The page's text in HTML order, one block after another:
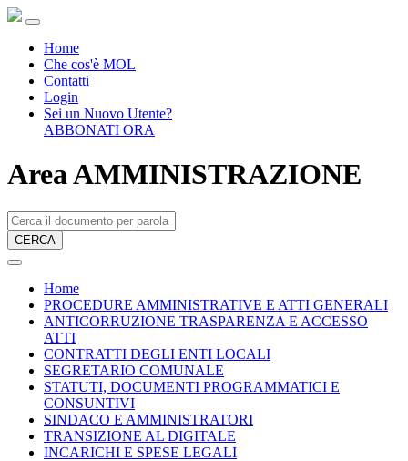
Home
Che cos'è MOL
Contatti
Login
Sei un Nuovo Utente?
ABBONATI ORA
Area AMMINISTRAZIONE
CERCA
Home
PROCEDURE AMMINISTRATIVE E ATTI GENERALI
ANTICORRUZIONE TRASPARENZA E ACCESSO
ATTI
CONTRATTI DEGLI ENTI LOCALI
SEGRETARIO COMUNALE
STATUTI, DOCUMENTI PROGRAMMATICI E
CONSUNTIVI
SINDACO E AMMINISTRATORI
TRANSIZIONE AL DIGITALE
INCARICHI E SPESE LEGALI